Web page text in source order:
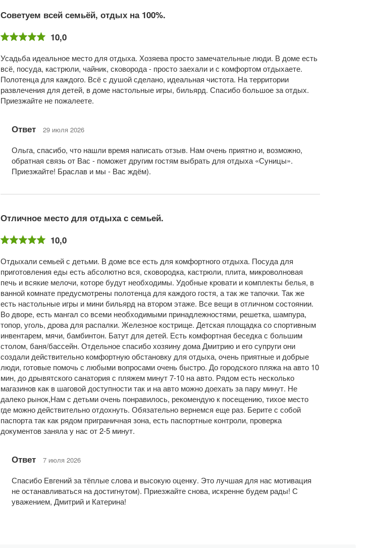
Советуем всей семьёй, отдых на 100%.
10,0
Усадьба идеальное место для отдыха. Хозяева просто замечательные люди. В доме есть
всё, посуда, кастрюли, чайник, сковорода - просто заехали и с комфортом отдыхаете.
Полотенца для каждого. Всё с душой сделано, идеальная чистота. На территории
развлечения для детей, в доме настольные игры, бильярд. Спасибо большое за отдых.
Приезжайте не пожалеете.
Ответ 29 июля 2026
Ольга, спасибо, что нашли время написать отзыв. Нам очень приятно и, возможно,
обратная связь от Вас - поможет другим гостям выбрать для отдыха «Суницы».
Приезжайте! Браслав и мы - Вас ждём).
Отличное место для отдыха с семьей.
10,0
Отдыхали семьей с детьми. В доме все есть для комфортного отдыха. Посуда для
приготовления еды есть абсолютно вся, сковородка, кастрюли, плита, микроволновая
печь и всякие мелочи, которе будут необходимы. Удобные кровати и комплекты белья, в
ванной комнате предусмотрены полотенца для каждого гостя, а так же тапочки. Так же
есть настольные игры и мини бильярд на втором этаже. Все вещи в отличном состоянии.
Во дворе, есть мангал со всеми необходимыми принадлежностями, решетка, шампура,
топор, уголь, дрова для распалки. Железное кострище. Детская площадка со спортивным
инвентарем, мячи, бамбинтон. Батут для детей. Есть комфортная беседка с большим
столом, баня/бассейн. Отдельное спасибо хозяину дома Дмитрию и его супруги они
создали действительно комфортную обстановку для отдыха, очень приятные и добрые
люди, готовые помочь с любыми вопросами очень быстро. До городского пляжа на авто 10
мин, до дрывятского санатория с пляжем минут 7-10 на авто. Рядом есть несколько
магазинов как в шаговой доступности так и на авто можно доехать за пару минут. Не
далеко рынок,Нам с детьми очень понравилось, рекомендую к посещению, тихое место
где можно действительно отдохнуть. Обязательно вернемся еще раз. Берите с собой
паспорта так как рядом приграничная зона, есть паспортные контроли, проверка
документов заняла у нас от 2-5 минут.
Ответ 7 июля 2026
Спасибо Евгений за тёплые слова и высокую оценку. Это лучшая для нас мотивация
не останавливаться на достигнутом). Приезжайте снова, искренне будем рады! С
уважением, Дмитрий и Катерина!